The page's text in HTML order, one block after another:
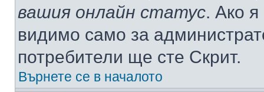
вашия онлайн статус. Ако
видимо само за
потребители ще сте Скрит.
Върнете се в началото